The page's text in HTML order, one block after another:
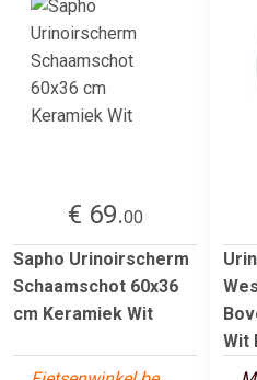
€ 69.00
Sapho Urinoirscherm
Schaamschot 60x36
cm Keramiek Wit
Wit